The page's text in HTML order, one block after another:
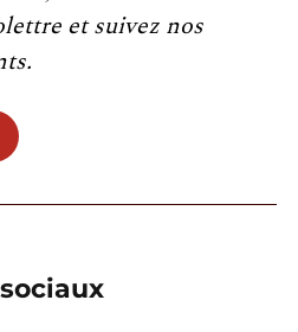
et suivez nos